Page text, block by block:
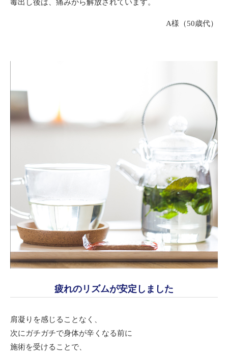
毒出し後は、痛みから解放されています。
A様（50歳代）
疲れのリズムが安定しました
肩凝りを感じることなく、
次にガチガチで身体が辛くなる前に
施術を受けることで、